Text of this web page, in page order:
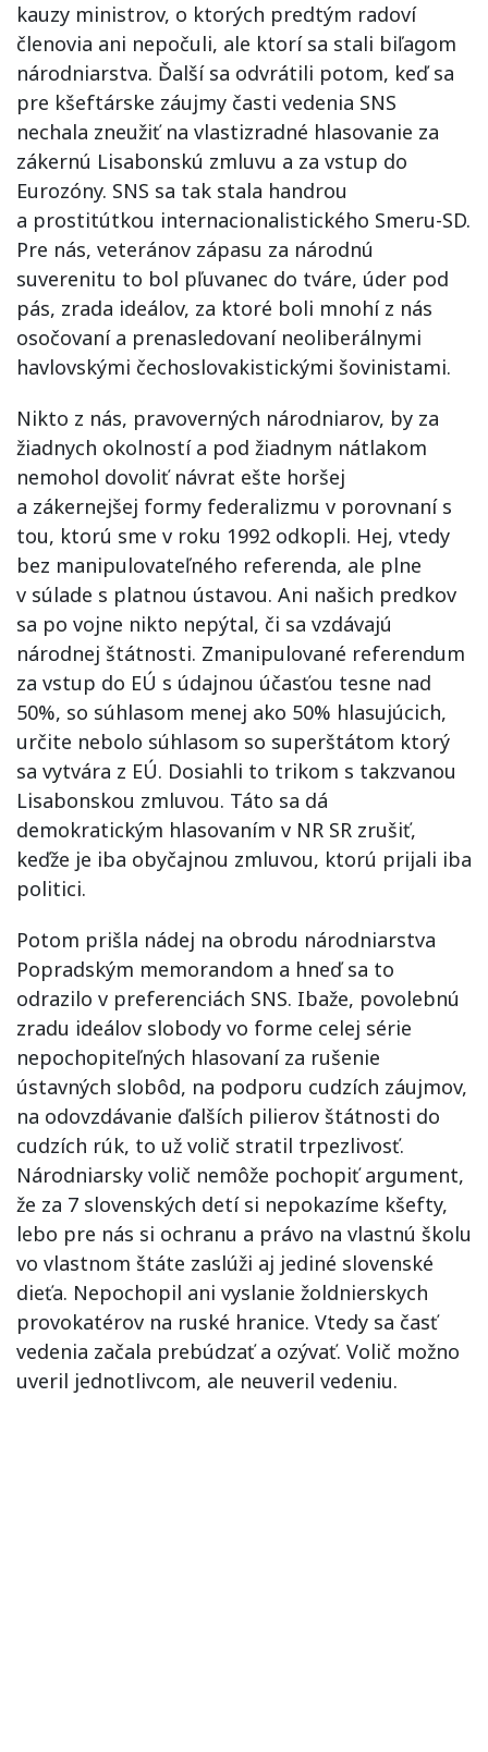
kauzy ministrov, o ktorých predtým radoví
členovia ani nepočuli, ale ktorí sa stali biľagom
národniarstva. Ďalší sa odvrátili potom, keď sa
pre kšeftárske záujmy časti vedenia SNS
nechala zneužiť na vlastizradné hlasovanie za
zákernú Lisabonskú zmluvu a za vstup do
Eurozóny. SNS sa tak stala handrou
a prostitútkou internacionalistického Smeru-SD.
Pre nás, veteránov zápasu za národnú
suverenitu to bol pľuvanec do tváre, úder pod
pás, zrada ideálov, za ktoré boli mnohí z nás
osočovaní a prenasledovaní neoliberálnymi
havlovskými čechoslovakistickými šovinistami.
Nikto z nás, pravoverných národniarov, by za
žiadnych okolností a pod žiadnym nátlakom
nemohol dovoliť návrat ešte horšej
a zákernejšej formy federalizmu v porovnaní s
tou, ktorú sme v roku 1992 odkopli. Hej, vtedy
bez manipulovateľného referenda, ale plne
v súlade s platnou ústavou. Ani našich predkov
sa po vojne nikto nepýtal, či sa vzdávajú
národnej štátnosti. Zmanipulované referendum
za vstup do EÚ s údajnou účasťou tesne nad
50%, so súhlasom menej ako 50% hlasujúcich,
určite nebolo súhlasom so superštátom ktorý
sa vytvára z EÚ. Dosiahli to trikom s takzvanou
Lisabonskou zmluvou. Táto sa dá
demokratickým hlasovaním v NR SR zrušiť,
keďže je iba obyčajnou zmluvou, ktorú prijali iba
politici.
Potom prišla nádej na obrodu národniarstva
Popradským memorandom a hneď sa to
odrazilo v preferenciách SNS. Ibaže, povolebnú
zradu ideálov slobody vo forme celej série
nepochopiteľných hlasovaní za rušenie
ústavných slobôd, na podporu cudzích záujmov,
na odovzdávanie ďalších pilierov štátnosti do
cudzích rúk, to už volič stratil trpezlivosť.
Národniarsky volič nemôže pochopiť argument,
že za 7 slovenských detí si nepokazíme kšefty,
lebo pre nás si ochranu a právo na vlastnú školu
vo vlastnom štáte zaslúži aj jediné slovenské
dieťa. Nepochopil ani vyslanie žoldnierskych
provokatérov na ruské hranice. Vtedy sa časť
vedenia začala prebúdzať a ozývať. Volič možno
uveril jednotlivcom, ale neuveril vedeniu.